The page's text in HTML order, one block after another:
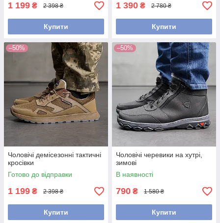
1 199 ₴ 2 398 ₴
Купити
1 390 ₴ 2 780 ₴
Купити
–50%
Чоловічі демісезонні тактичні
кросівки
Готово до відправки
1 199 ₴ 2 398 ₴
Купити
–50%
Чоловічі черевики на хутрі,
зимові
В наявності
790 ₴ 1 580 ₴
Купити